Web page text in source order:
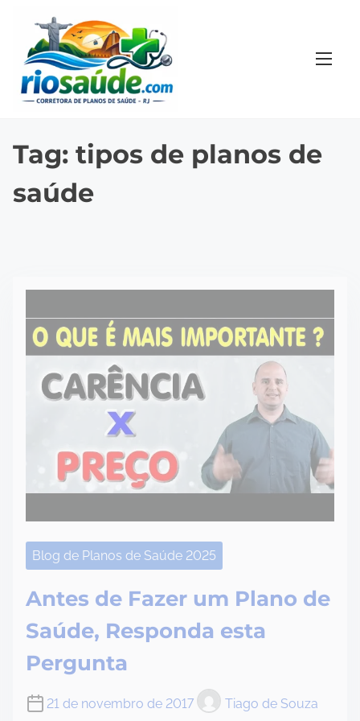
Tag: tipos de planos de
saúde
Blog de Planos de Saúde 2025
Antes de Fazer um Plano de
Saúde, Responda esta
Pergunta
21 de novembro de 2017 Tiago de Souza